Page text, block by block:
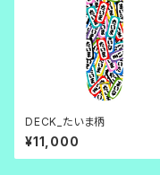
DECK_たいま柄
¥11,000